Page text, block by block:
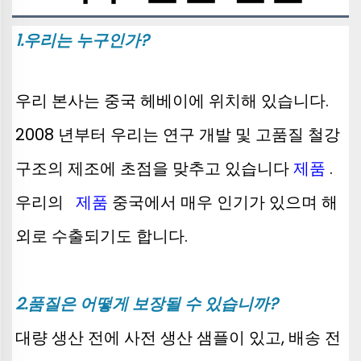
1.우리는 누구인가?
우리 본사는 중국 헤베이에 위치해 있습니다.
2008 년부터 우리는 연구 개발 및 고품질 철강
구조의 제조에 초점을 맞추고 있습니다 제품 .
우리의 제품 중국에서 매우 인기가 있으며 해
외로 수출되기도 합니다.
2.품질은 어떻게 보장될 수 있습니까?
대량 생산 전에 사전 생산 샘플이 있고, 배송 전